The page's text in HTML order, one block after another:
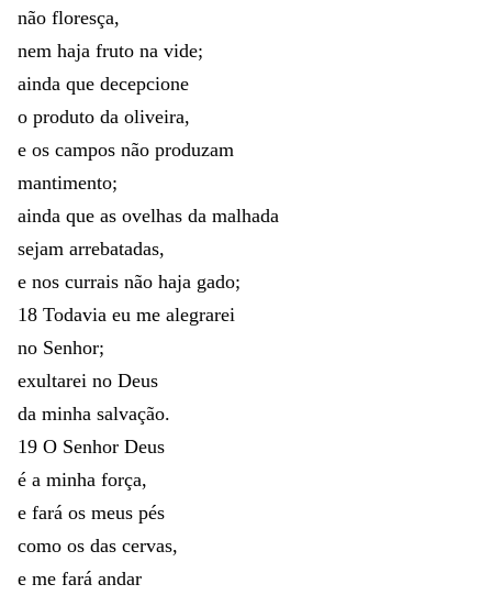
não floresça,
nem haja fruto na vide;
ainda que decepcione
o produto da oliveira,
e os campos não produzam
mantimento;
ainda que as ovelhas da malhada
sejam arrebatadas,
e nos currais não haja gado;
18 Todavia eu me alegrarei
no Senhor;
exultarei no Deus
da minha salvação.
19 O Senhor Deus
é a minha força,
e fará os meus pés
como os das cervas,
e me fará andar